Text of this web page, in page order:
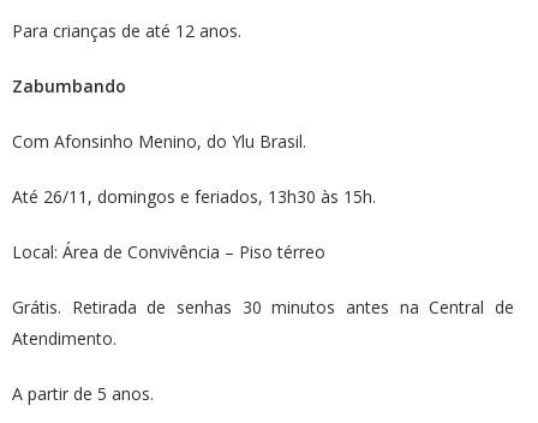
Para crianças de até 12 anos.
Zabumbando
Com Afonsinho Menino, do Ylu Brasil.
Até 26/11, domingos e feriados, 13h30 às 15h.
Local: Área de Convivência – Piso térreo
Grátis. Retirada de senhas 30 minutos antes na Central de
Atendimento.
A partir de 5 anos.